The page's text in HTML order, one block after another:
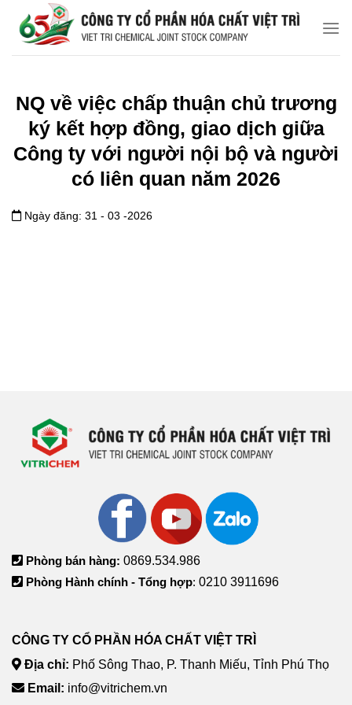
đến
NQ về việc chấp thuận chủ trương
ký kết hợp đồng, giao dịch giữa
Công ty với người nội bộ và người
có liên quan năm 2026
Ngày đăng: 31 - 03 -2026
Phòng bán hàng: 0869.534.986
Phòng Hành chính - Tổng hợp: 0210 3911696
CÔNG TY CỔ PHẦN HÓA CHẤT VIỆT TRÌ
Địa chỉ: Phố Sông Thao, P. Thanh Miếu, Tỉnh Phú Thọ
Email: info@vitrichem.vn